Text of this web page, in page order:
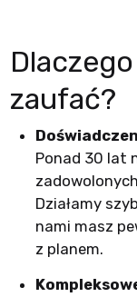
zaufać?
Ponad 30 lat
Działamy
nami masz
z planem.